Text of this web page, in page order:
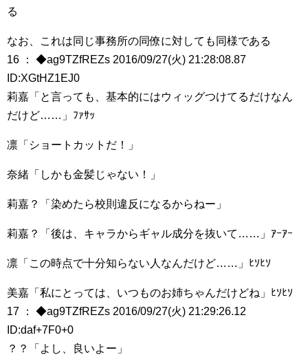
る
なお、これは同じ事務所の同僚に対しても同様である
16 ： ◆ag9TZfREZs 2016/09/27(火) 21:28:08.87
ID:XGtHZ1EJ0
莉嘉「と言っても、基本的にはウィッグつけてるだけなん
だけど……」ﾌｧｻｯ
凛「ショートカットだ！」
奈緒「しかも金髪じゃない！」
莉嘉？「染めたら校則違反になるからねー」
莉嘉？「後は、キャラからギャル成分を抜いて……」ｱｰｱｰ
凛「この時点で十分知らない人なんだけど……」ﾋｿﾋｿ
美嘉「私にとっては、いつものお姉ちゃんだけどね」ﾋｿﾋｿ
17 ： ◆ag9TZfREZs 2016/09/27(火) 21:29:26.12
ID:daf+7F0+0
？？「よし、良いよー」